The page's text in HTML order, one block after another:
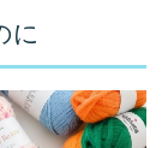
に